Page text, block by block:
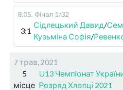
8.05. Фінал 1/32
3:1
Сідлецький Давид/
Кузьміна Софія/
7 трав, 2021
5
місце
U13 Чемпіонат
Розряд Хлопці 2021